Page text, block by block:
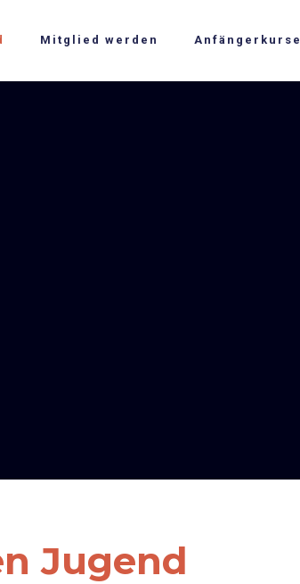
Mitglied werden Anfängerkurse
Jugend